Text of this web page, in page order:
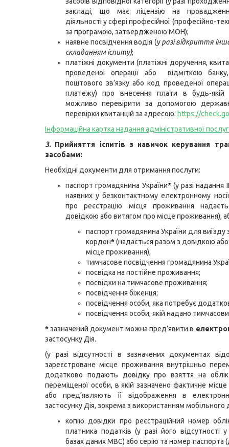
закладі, що має ліцензію на
діяльності у сфері професійної (професійно-
за програмою, затвердженою МОН);
наявне посвідчення водія (уразі відкриття
складанням іспиту);
платіжні документи (платіжні доручення,
проведеної операції або відміткою
поштового зв’язку або код проведеної
платежу) про внесення плати в будь-якій
можливо перевірити за допомогою
перевірки квитанцій за адресою: https://
Інформаційна картка надання адміністративної
3. Прийняття іспитів з навичок керування
засобами:
Необхідні документи для отримання послуги:
паспорт громадянина України*(у разі надання
наявних у безконтактному електронному
про реєстрацію місця проживання
довідкою або витягом про місце проживання),
паспорт громадянина України для виїзду
кордон*(надається разом з довідкою
місце проживання),
тимчасове посвідчення громадянина
посвідка на постійне проживання;
посвідки на тимчасове проживання;
посвідчення біженця;
посвідчення особи, яка потребує
посвідчення особи, якій надано
*зазначений документ можна пред’явити в
застосунку Дія.
(у разі відсутності в зазначених документах
зареєстроване місце проживання внутрішньо
додатково подають довідку про взяття на
переміщеної особи, в якій зазначено фактичне
або пред’являють її відображення в
застосунку Дія, зокрема з використанням мобільного
копію довідки про реєстраційний номер
платника податків (у разі його відсутності у
базах даних МВС) або серію та номер паспорта